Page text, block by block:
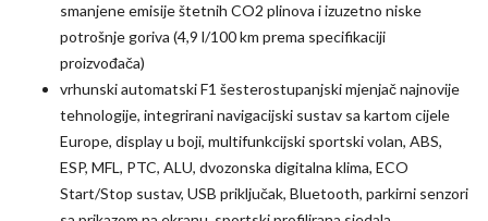
smanjene emisije štetnih CO2 plinova i izuzetno niske
potrošnje goriva (4,9 l/100 km prema specifikaciji
proizvođača)
vrhunski automatski F1 šesterostupanjski mjenjač najnovije
tehnologije, integrirani navigacijski sustav sa kartom cijele
Europe, display u boji, multifunkcijski sportski volan, ABS,
ESP, MFL, PTC, ALU, dvozonska digitalna klima, ECO
Start/Stop sustav, USB priključak, Bluetooth, parkirni senzori